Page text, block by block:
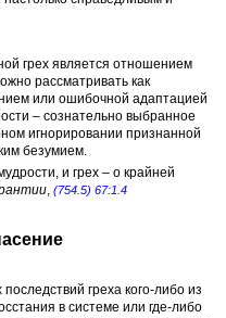
грех является отношением
рассматривать как
или ошибочной адаптацией
– сознательно выбранное
игнорировании признанной
безумием.
и грех – о крайней
, (754.5) 67:1.4
греха кого-либо из
в системе или где-либо